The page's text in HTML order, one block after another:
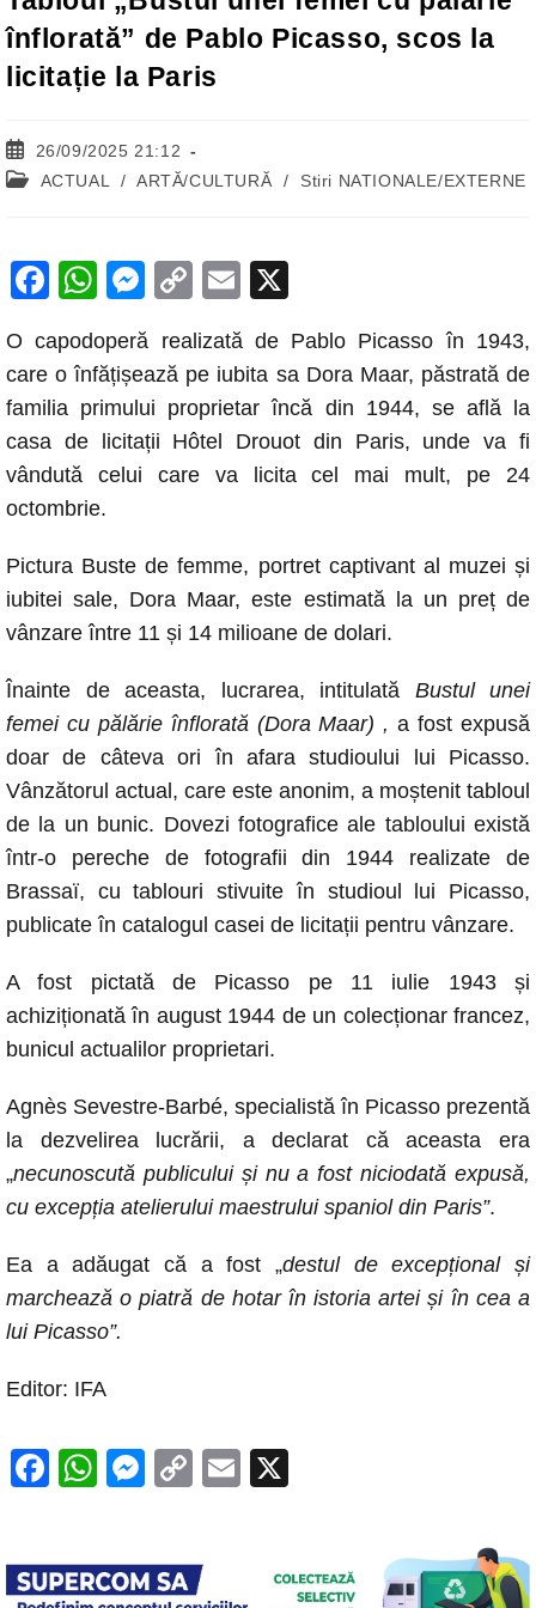
înflorată” de Pablo Picasso, scos la
licitație la Paris
Post
published:
26/09/2025 21:12
Post ACTUAL / ARTĂ/CULTURĂ / Stiri NATIONALE/EXTERNE
F
c
e
b
o
o
W
at
s
A
p
p
M
ss
e
n
g
C
p
y
Li
n
E
ail
O capodoperă realizată de Pablo Picasso în 1943,
care o înfățișează pe iubita sa Dora Maar, păstrată de
familia primului proprietar încă din 1944, se află la
casa de licitații Hôtel Drouot din Paris, unde va fi
vândută celui care va licita cel mai mult, pe 24
octombrie.
Pictura Buste de femme, portret captivant al muzei și
iubitei sale, Dora Maar, este estimată la un preț de
vânzare între 11 și 14 milioane de dolari.
Înainte de aceasta, lucrarea, intitulată Bustul unei
femei cu pălărie înflorată (Dora Maar) , a fost expusă
doar de câteva ori în afara studioului lui Picasso.
Vânzătorul actual, care este anonim, a moștenit tabloul
de la un bunic. Dovezi fotografice ale tabloului există
într-o pereche de fotografii din 1944 realizate de
Brassaï, cu tablouri stivuite în studioul lui Picasso,
publicate în catalogul casei de licitații pentru vânzare.
A fost pictată de Picasso pe 11 iulie 1943 și
achiziționată în august 1944 de un colecționar francez,
bunicul actualilor proprietari.
Agnès Sevestre-Barbé, specialistă în Picasso prezentă
la dezvelirea lucrării, a declarat că aceasta era
„necunoscută publicului și nu a fost niciodată expusă,
cu excepția atelierului maestrului spaniol din Paris”.
Ea a adăugat că a fost „destul de excepțional și
marchează o piatră de hotar în istoria artei și în cea a
lui Picasso”.
Editor: IFA
F
e
W
s
M
e
C
y
E